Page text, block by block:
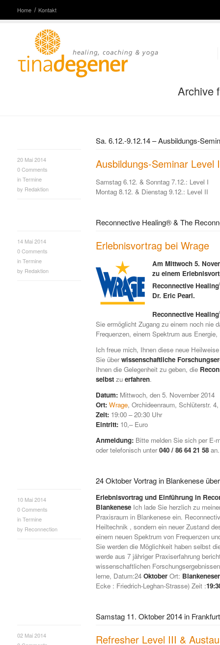
Home Kontakt
Archive
Sa. 6.12.-9.12.14 – Ausbildungs-
20 Mai 2014
0Comments
inTermine
by Redaktion
Ausbildungs-Seminar Level
Samstag 6.12. & Sonntag 7.12.: Level I
Montag 8.12. & Dienstag 9.12.: Level II
Reconnective Healing® & The
14 Mai 2014
0Comments
inTermine
by Redaktion
Erlebnisvortrag bei Wrage
Am Mittwoch 5.
zu einem
Reconnective Healing
Dr. Eric Pearl.
Reconnective Healing
Sie ermöglicht Zugang zu einem noch nie
Frequenzen, einem Spektrum aus
Ich freue mich, Ihnen diese neue
Sie überwissenschaftliche
Ihnen die Gelegenheit zu geben, die
selbst zu erfahren.
Datum: Mittwoch, den 5. November 2014
Ort: Wrage, Orchideenraum, Schlüterstr.
Zeit: 19:00 – 20:30 Uhr
Eintritt: 10,– Euro
Anmeldung: Bitte melden Sie sich per E-
oder telefonisch unter040 / 86 64 21 58 an.
24 Oktober Vortrag in Blankenese
10 Mai 2014
0Comments
inTermine
by Reconnection
Erlebnisvortrag und Einführung in
Blankenese Ich lade Sie herzlich zu
Praxisraum in Blankenese ein.
Heiltechnik , sondern ein neuer Zustand
einem neuen Spektrum von Frequenzen
Sie werden die Möglichkeit haben selbst
werde aus 7 jähriger Praxiserfahrung
wissenschaftlichen
lerne, Datum:24 Oktober Ort:
Ecke : Friedrich-Leghan-Strasse) Zeit :
Samstag 11. Oktober 2014 in
02 Mai 2014
Refresher Level III &